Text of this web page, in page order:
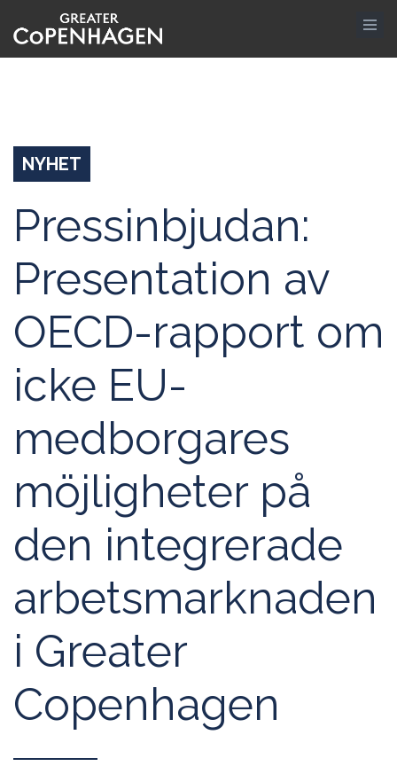
till
huvudinnehåll
NYHET
Pressinbjudan:
Presentation av
OECD-rapport om
icke EU-
medborgares
möjligheter på
den integrerade
arbetsmarknaden
i Greater
Copenhagen